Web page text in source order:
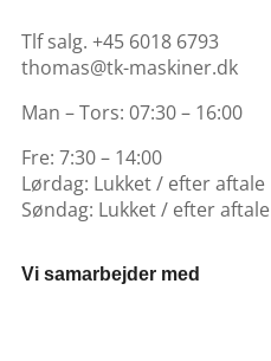
Tlf salg. +45 6018 6793
thomas@tk-maskiner.dk
Man – Tors: 07:30 – 16:00
Fre: 7:30 – 14:00
Lørdag: Lukket / efter aftale
Søndag: Lukket / efter aftale
Vi samarbejder med